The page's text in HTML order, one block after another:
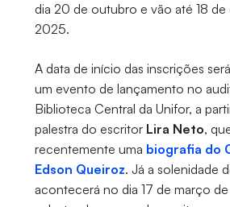
dia 20 de outubro e vão até 18
2025.
A data de início das inscrições
um evento de lançamento no
Biblioteca Central da Unifor, a
palestra do escritorLira Neto,
recentemente uma biografia do
Edson Queiroz. Já a solenidade
acontecerá no dia 17 de março